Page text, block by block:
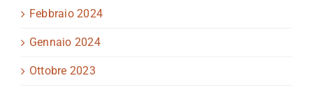
Febbraio 2024
Gennaio 2024
Ottobre 2023